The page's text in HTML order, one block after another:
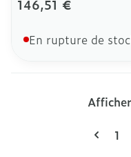
146,51 €
En rupture de
1
Afficher